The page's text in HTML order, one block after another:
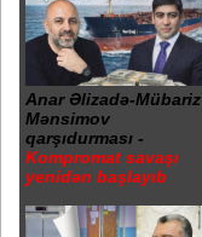
Anar Əlizadə-Mübariz
Mənsimov
qarşıdurması -
Kompromat savaşı
yenidən başlayıb